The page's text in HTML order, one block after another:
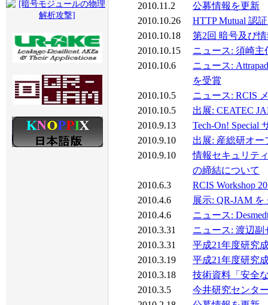
2010.11.2
公募情報を更新
2010.10.26
HTTP Mutual 認
2010.10.18
第2回 暗号及び
2010.10.15
ニュース: 須崎主
2010.10.6
ニュース:
を受賞
2010.10.5
ニュース: RCIS
2010.10.5
出展: CEATEC
2010.9.13
Tech-On! Special
2010.9.10
出展: 産総研オー
2010.9.10
情報セキュリテ
の締結について
2010.6.3
RCIS Workshop
2010.4.6
展示: QR-JAM
2010.4.6
ニュース:
2010.3.31
ニュース: 渡辺
2010.3.31
平成21年度研究
2010.3.19
平成21年度研究
2010.3.18
技術資料「安全
2010.3.5
今井研究センタ